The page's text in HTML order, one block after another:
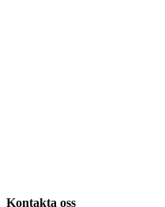
Kontakta oss